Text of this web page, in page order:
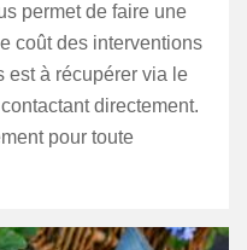
permet de faire une
coût des interventions
est à récupérer via le
directement.
pour toute